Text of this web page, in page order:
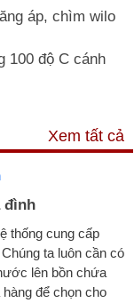
áp, chìm wilo
100 độ C cánh
Xem tất cả
đình
thống cung cấp
ta luôn cần có
lên bồn chứa
để chọn cho